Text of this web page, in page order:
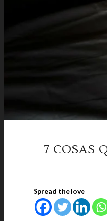
7 COSAS
Spread the love